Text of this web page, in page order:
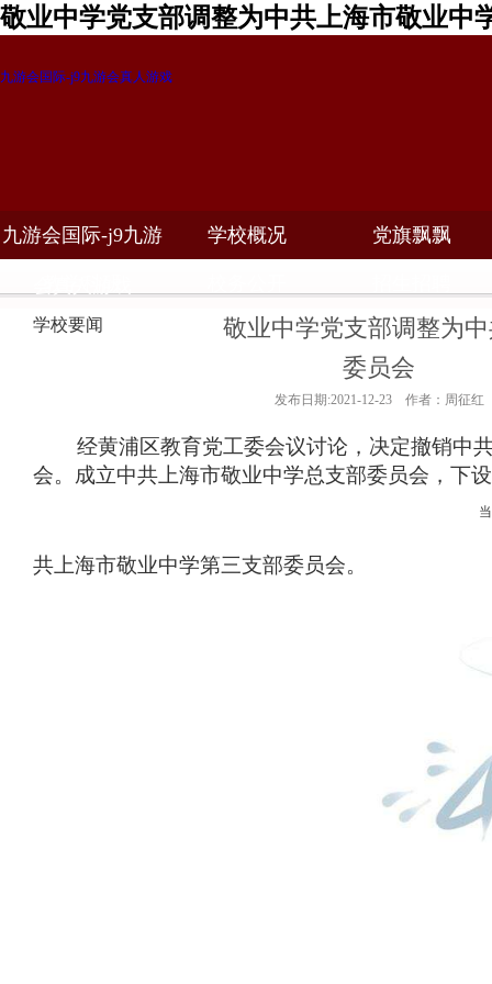
敬业中学党支部调整为中共上海市敬业中
九游会国际-j9九游会真人游戏
九游会国际-j9九游 学校概况 党旗飘飘
学校要闻
敬业中学党支部调整为
委员会
发布日期:2021-12-23 作者：周征红
经黄浦区教育党工委会议讨论，决定撤销中
会。成立中共上海市敬业中学总支部委员会，下
共上海市敬业中学第三支部委员会。